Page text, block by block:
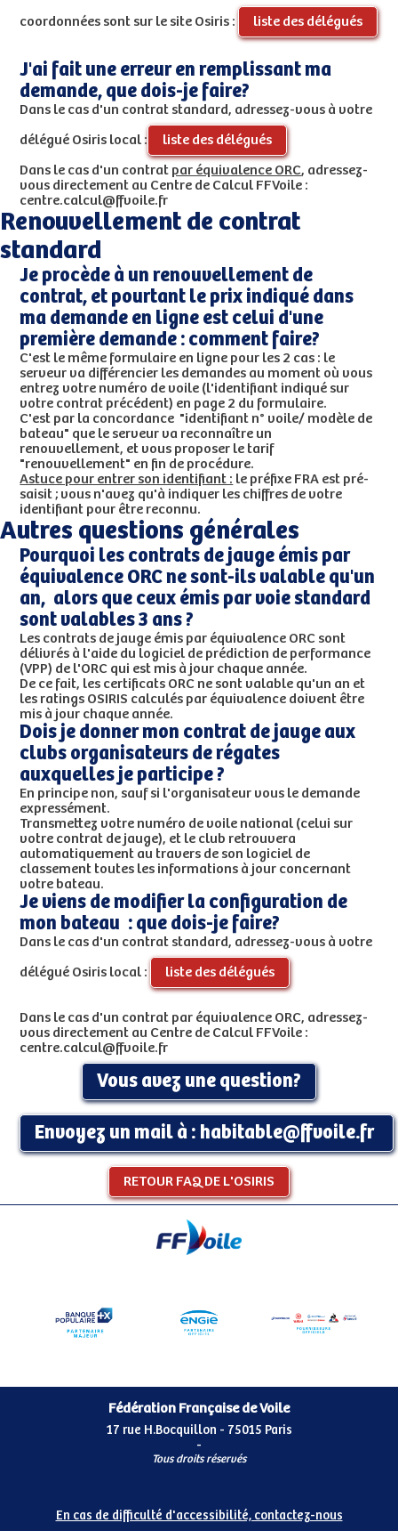
coordonnées sont sur le site Osiris :
liste des délégués
J'ai fait une erreur en remplissant ma
demande, que dois-je faire?
Dans le cas d'un contrat standard, adressez-vous à votre
délégué Osiris local :
liste des délégués
Dans le cas d'un contrat par équivalence ORC, adressez-
vous directement au Centre de Calcul FFVoile :
centre.calcul@ffvoile.fr
Renouvellement de contrat
standard
Je procède à un renouvellement de
contrat, et pourtant le prix indiqué dans
ma demande en ligne est celui d'une
première demande : comment faire?
C'est le même formulaire en ligne pour les 2 cas : le
serveur va différencier les demandes au moment où vous
entrez votre numéro de voile (l'identifiant indiqué sur
votre contrat précédent) en page 2 du formulaire.
C'est par la concordance "identifiant n° voile/ modèle de
bateau" que le serveur va reconnaître un
renouvellement, et vous proposer le tarif
"renouvellement" en fin de procédure.
Astuce pour entrer son identifiant : le préfixe FRA est pré-
saisit ; vous n'avez qu'à indiquer les chiffres de votre
identifiant pour être reconnu.
Autres questions générales
Pourquoi les contrats de jauge émis par
équivalence ORC ne sont-ils valable qu'un
an, alors que ceux émis par voie standard
sont valables 3 ans ?
Les contrats de jauge émis par équivalence ORC sont
délivrés à l'aide du logiciel de prédiction de performance
(VPP) de l'ORC qui est mis à jour chaque année.
De ce fait, les certificats ORC ne sont valable qu'un an et
les ratings OSIRIS calculés par équivalence doivent être
mis à jour chaque année.
Dois je donner mon contrat de jauge aux
clubs organisateurs de régates
auxquelles je participe ?
En principe non, sauf si l'organisateur vous le demande
expressément.
Transmettez votre numéro de voile national (celui sur
votre contrat de jauge), et le club retrouvera
automatiquement au travers de son logiciel de
classement toutes les informations à jour concernant
votre bateau.
Je viens de modifier la configuration de
mon bateau : que dois-je faire?
Dans le cas d'un contrat standard, adressez-vous à votre
délégué Osiris local :
liste des délégués
Dans le cas d'un contrat par équivalence ORC, adressez-
vous directement au Centre de Calcul FFVoile :
centre.calcul@ffvoile.fr
Vous avez une question?
Envoyez un mail à : habitable@ffvoile.fr
RETOUR FAQ DE L'OSIRIS
Fédération Française de Voile
17 rue H.Bocquillon - 75015 Paris
-
Tous droits réservés
En cas de difficulté d'accessibilité, contactez-nous